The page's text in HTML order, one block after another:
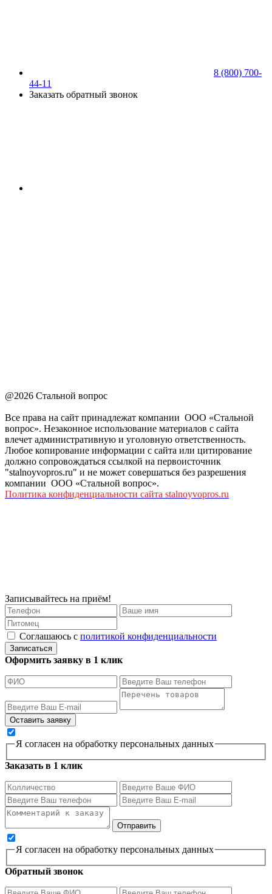
8 (800) 700-
44-11
Заказать обратный звонок
@2026 Стальной вопрос
Все права на сайт принадлежат компании ООО «Стальной
вопрос». Незаконное использование материалов с сайта
влечет административную и уголовную ответственность.
Любое копирование информации с сайта или цитирование
должно сопровождаться ссылкой на первоисточник
"stalnoyvopros.ru" и не может совершаться без разрешения
компании ООО «Стальной вопрос».
Политика конфиденциальности сайта stalnoyvopros.ru
Записывайтесь на приём!
Соглашаюсь с политикой конфиденциальности
Записаться
Оформить заявку в 1 клик
Я согласен на обработку персональных данных
Заказать в 1 клик
Я согласен на обработку персональных данных
Обратный звонок